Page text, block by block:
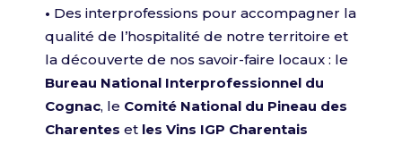
• Des interprofessions pour accompagner la
qualité de l’hospitalité de notre territoire et
la découverte de nos savoir-faire locaux : le
Bureau National Interprofessionnel du
Cognac, le Comité National du Pineau des
Charentes et les Vins IGP Charentais